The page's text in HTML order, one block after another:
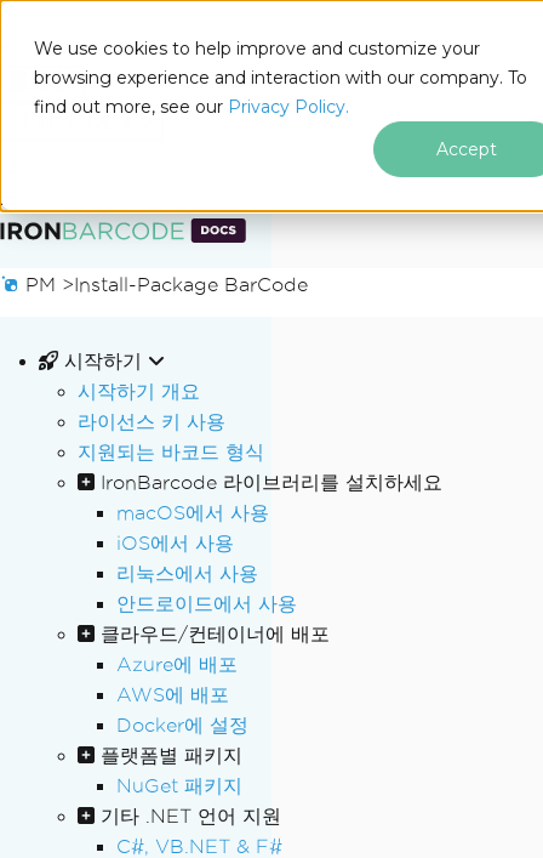
We use cookies to help improve and customize your
browsing experience and interaction with our company. To
find out more, see our Privacy Policy.
Accept
푸터 콘텐츠로 바로가기
Docs
PM >Install-Package BarCode
시작하기
시작하기 개요
라이선스 키 사용
지원되는 바코드 형식
IronBarcode 라이브러리를 설치하세요
macOS에서 사용
iOS에서 사용
리눅스에서 사용
안드로이드에서 사용
클라우드/컨테이너에 배포
Azure에 배포
AWS에 배포
Docker에 설정
플랫폼별 패키지
NuGet 패키지
기타 .NET 언어 지원
C#, VB.NET & F#